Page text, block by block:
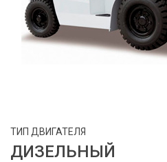
ТИП ДВИГАТЕЛЯ
ДИЗЕЛЬНЫЙ